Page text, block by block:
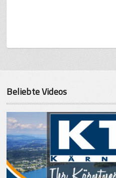
Beliebte Videos